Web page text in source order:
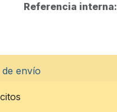
Referencia interna:
envío